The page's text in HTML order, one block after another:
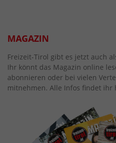
MAGAZIN
Freizeit-Tirol gibt es jetzt auch
Ihr könnt das Magazin online
abonnieren oder bei vielen
mitnehmen. Alle Infos findet ihr